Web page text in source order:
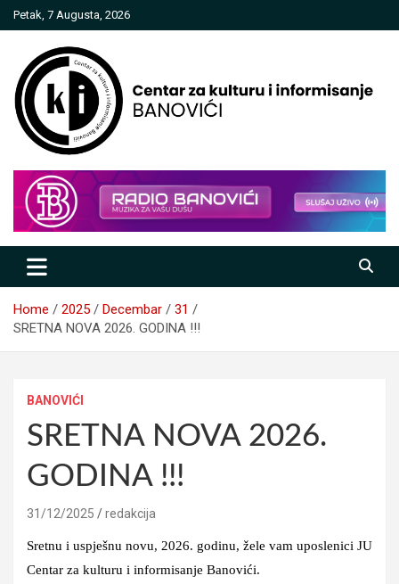
Skip
to
Petak, 7 Augusta, 2026
Centar za kulturu i informisanje
Banovići
Home 2025 Decembar
31
SRETNA NOVA 2026. GODINA !!!
BANOVIĆI
SRETNA NOVA 2026.
GODINA !!!
31/12/2025 redakcija
Sretnu i uspješnu novu, 2026. godinu, žele vam uposlenici JU
Centar za kulturu i informisanje Banovići.